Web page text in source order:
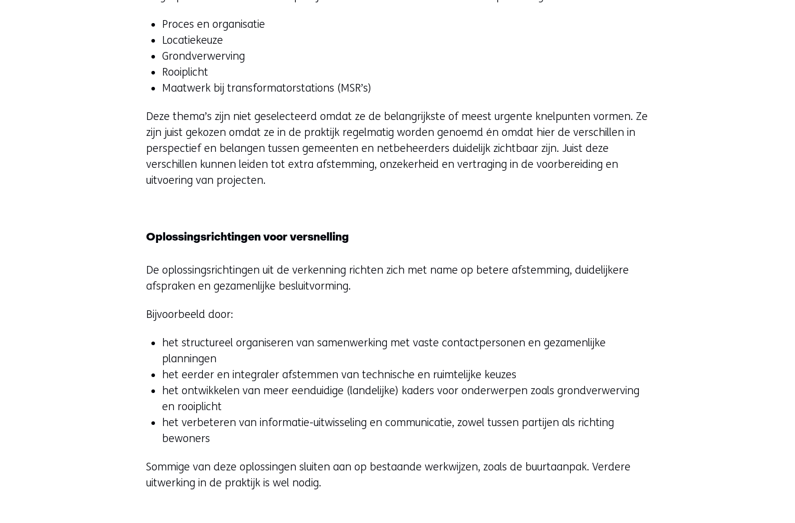
Proces en organisatie
Locatiekeuze
Grondverwerving
Rooiplicht
Maatwerk bij transformatorstations (MSR’s)
Deze thema’s zijn niet geselecteerd omdat ze de belangrijkste of meest urgente knelpunten vormen. Ze
zijn juist gekozen omdat ze in de praktijk regelmatig worden genoemd én omdat hier de verschillen in
perspectief en belangen tussen gemeenten en netbeheerders duidelijk zichtbaar zijn. Juist deze
verschillen kunnen leiden tot extra afstemming, onzekerheid en vertraging in de voorbereiding en
uitvoering van projecten.
Oplossingsrichtingen voor versnelling
De oplossingsrichtingen uit de verkenning richten zich met name op betere afstemming, duidelijkere
afspraken en gezamenlijke besluitvorming.
Bijvoorbeeld door:
het structureel organiseren van samenwerking met vaste contactpersonen en gezamenlijke
planningen
het eerder en integraler afstemmen van technische en ruimtelijke keuzes
het ontwikkelen van meer eenduidige (landelijke) kaders voor onderwerpen zoals grondverwerving
en rooiplicht
het verbeteren van informatie-uitwisseling en communicatie, zowel tussen partijen als richting
bewoners
Sommige van deze oplossingen sluiten aan op bestaande werkwijzen, zoals de buurtaanpak. Verdere
uitwerking in de praktijk is wel nodig.